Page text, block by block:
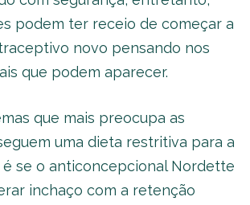
podem ter receio de começar a
novo pensando nos
que podem aparecer.
que mais preocupa as
uma dieta restritiva para a
se o anticoncepcional Nordette
inchaço com a retenção